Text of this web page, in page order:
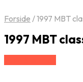
Forside /1997 MBT
1997 MBT